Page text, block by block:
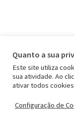
Quanto a sua
Este site utiliza
sua atividade. Ao
ativar todos
Configuração de